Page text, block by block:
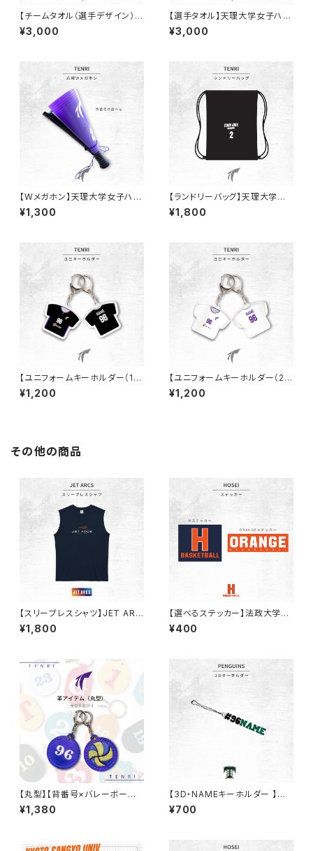
【チームタオル（選手デザイン）】
天理大学女子ハンド部
¥3,000
【選手タオル】天理大学女子ハン
ド部
¥3,000
【Wメガホン】天理大学女子ハン
ド部/背番号ステッカー付き！
¥1,300
【ランドリーバッグ】天理大学女
子ハンド部
¥1,800
【ユニフォームキーホルダー（1s
t）】天理大学女子ハンド部
¥1,200
【ユニフォームキーホルダー（2n
d）】天理大学女子ハンド部
¥1,200
その他の商品
【スリーブレスシャツ】JET ARC
S
¥1,800
【選べるステッカー】法政大学バ
スケ部
¥400
【丸型】【背番号×バレーボール】
【革アイテム】天理大学男子バレ
ー部
¥1,380
【3D・NAMEキーホルダー 】天
理大学男子バスケ部
¥700